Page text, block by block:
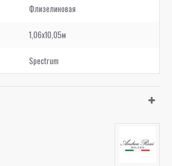
Флизелиновая
1,06x10,05м
Spectrum